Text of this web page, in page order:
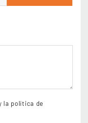
la política de